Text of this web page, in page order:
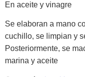
En aceite y vinagre
Se elaboran a mano
cuchillo, se limpian y
Posteriormente, se
marina y aceite